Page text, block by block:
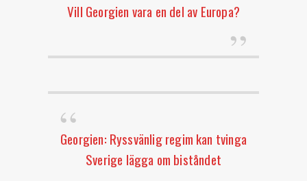
Vill Georgien vara en del av Europa?
Georgien: Ryssvänlig regim kan tvinga
Sverige lägga om biståndet